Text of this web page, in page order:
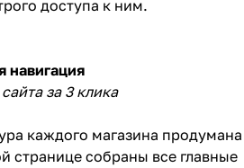
доступа к ним.
навигация
за 3 клика
каждого магазина продумана
странице собраны все главные